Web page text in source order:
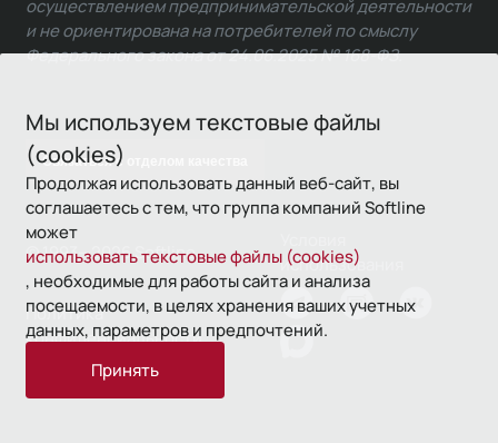
Мы используем текстовые файлы
(cookies)
Продолжая использовать данный веб-сайт, вы
соглашаетесь с тем, что группа компаний Softline
может
использовать текстовые файлы (cookies)
, необходимые для работы сайта и анализа
посещаемости, в целях хранения ваших учетных
данных, параметров и предпочтений.
Принять
Связаться с отделом качества
осуществлением предпринимательской деятельности
и не ориентирована на потребителей по смыслу
Федерального закона от 24.06.2025 № 168-ФЗ.
© 1993—2026 Softline
использования
Политика
конфиденциальности